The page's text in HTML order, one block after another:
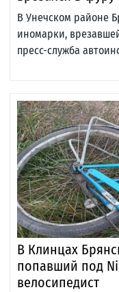
В Унечском районе
иномарки,
пресс-служба
В Клинцах
попавший под
велосипедист